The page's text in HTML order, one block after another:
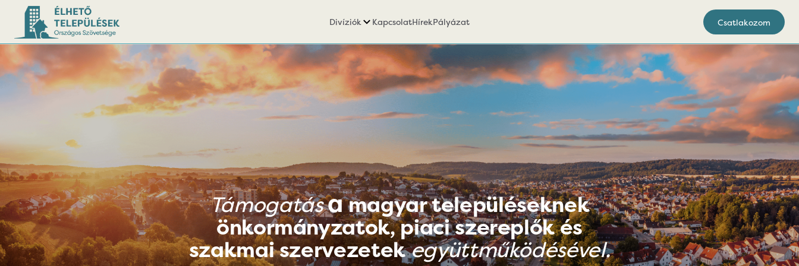
Divíziók KapcsolatHírekPályázat Csatlakozom
Támogatásamagyar településeknek
önkormányzatok, piaci szereplők és
szakmai szervezetekegyüttműködésével.